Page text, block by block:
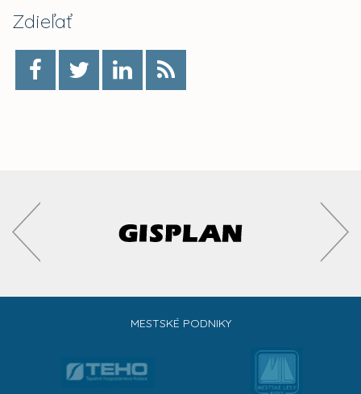
Zdieľať
MESTSKÉ PODNIKY